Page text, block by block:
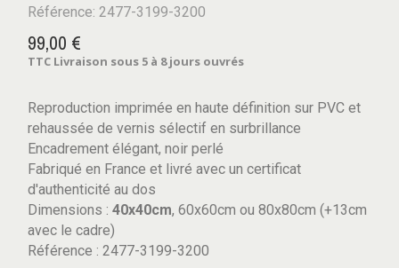
Référence: 2477-3199-3200
99,00 €
TTC Livraison sous 5 à 8 jours ouvrés
Reproduction imprimée en haute définition sur PVC et
rehaussée de vernis sélectif en surbrillance
Encadrement élégant, noir perlé
Fabriqué en France et livré avec un certificat
d'authenticité au dos
Dimensions : 40x40cm, 60x60cm ou 80x80cm (+13cm
avec le cadre)
Référence : 2477-3199-3200